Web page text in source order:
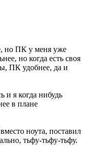
но ПК у меня уже
но когда есть своя
ПК удобнее, да и
и я когда нибудь
в плане
ноута, поставил
тьфу-тьфу-тьфу.